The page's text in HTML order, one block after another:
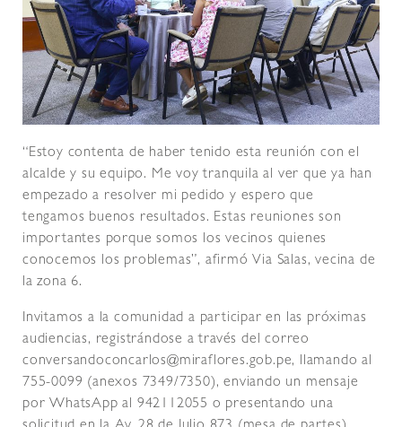
“Estoy contenta de haber tenido esta reunión con el
alcalde y su equipo. Me voy tranquila al ver que ya han
empezado a resolver mi pedido y espero que
tengamos buenos resultados. Estas reuniones son
importantes porque somos los vecinos quienes
conocemos los problemas”, afirmó Via Salas, vecina de
la zona 6.
Invitamos a la comunidad a participar en las próximas
audiencias, registrándose a través del correo
conversandoconcarlos@miraflores.gob.pe, llamando al
755-0099 (anexos 7349/7350), enviando un mensaje
por WhatsApp al 942112055 o presentando una